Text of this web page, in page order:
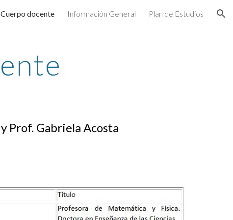
Cuerpo docente Información General Plan de Estudios
y Prof. Gabriela Acosta